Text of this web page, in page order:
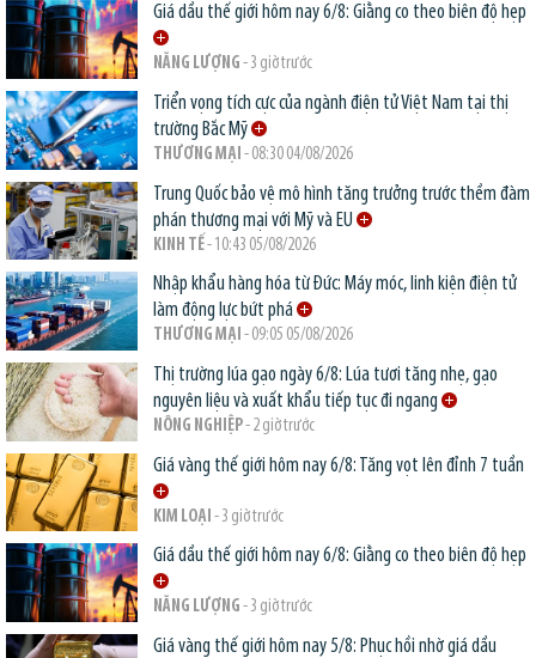
Giá dầu thế giới hôm nay 6/8: Giằng co theo biên độ hẹp
NĂNG LƯỢNG - 3 giờ trước
Triển vọng tích cực của ngành điện tử Việt Nam tại thị
trường Bắc Mỹ
THƯƠNG MẠI - 08:30 04/08/2026
Trung Quốc bảo vệ mô hình tăng trưởng trước thềm đàm
phán thương mại với Mỹ và EU
KINH TẾ- 10:43 05/08/2026
Nhập khẩu hàng hóa từ Đức: Máy móc, linh kiện điện tử
làm động lực bứt phá
THƯƠNG MẠI - 09:05 05/08/2026
Thị trường lúa gạo ngày 6/8: Lúa tươi tăng nhẹ, gạo
nguyên liệu và xuất khẩu tiếp tục đi ngang
NÔNG NGHIỆP- 2 giờ trước
Giá vàng thế giới hôm nay 6/8: Tăng vọt lên đỉnh 7 tuần
KIM LOẠI - 3 giờ trước
Giá dầu thế giới hôm nay 6/8: Giằng co theo biên độ hẹp
NĂNG LƯỢNG - 3 giờ trước
Giá vàng thế giới hôm nay 5/8: Phục hồi nhờ giá dầu